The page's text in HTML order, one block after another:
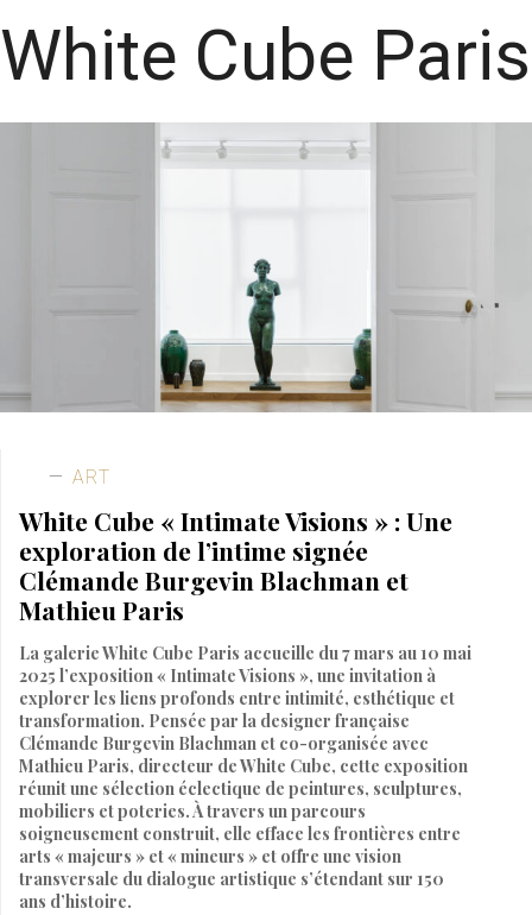
White Cube Paris
ART
White Cube « Intimate Visions » : Une
exploration de l’intime signée
Clémande Burgevin Blachman et
Mathieu Paris
La galerie White Cube Paris accueille du 7 mars au 10 mai
2025 l’exposition « Intimate Visions », une invitation à
explorer les liens profonds entre intimité, esthétique et
transformation. Pensée par la designer française
Clémande Burgevin Blachman et co-organisée avec
Mathieu Paris, directeur de White Cube, cette exposition
réunit une sélection éclectique de peintures, sculptures,
mobiliers et poteries. À travers un parcours
soigneusement construit, elle efface les frontières entre
arts « majeurs » et « mineurs » et offre une vision
transversale du dialogue artistique s’étendant sur 150
ans d’histoire.